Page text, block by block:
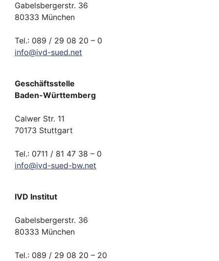
Gabelsbergerstr. 36
80333 München
Tel.: 089 / 29 08 20 – 0
info@ivd-sued.net
Geschäftsstelle
Baden-Württemberg
Calwer Str. 11
70173 Stuttgart
Tel.: 0711 / 81 47 38 – 0
info@ivd-sued-bw.net
IVD Institut
Gabelsbergerstr. 36
80333 München
Tel.: 089 / 29 08 20 – 20